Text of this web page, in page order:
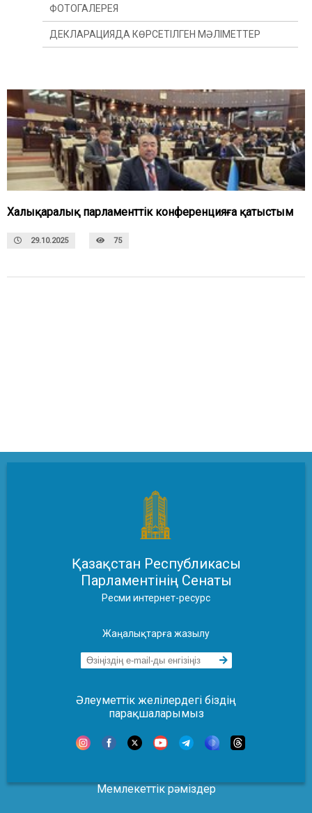
Халықаралық парламенттік конференцияға қатыстым
29.10.2025 75
ФОТОГАЛЕРЕЯ
ДЕКЛАРАЦИЯДА КӨРСЕТІЛГЕН МӘЛІМЕТТЕР
Қазақстан Республикасы
Парламентінің Сенаты
Ресми интернет-ресурс
Жаңалықтарға жазылу
Әлеуметтік желілердегі біздің
парақшаларымыз
Мемлекеттік рәміздер